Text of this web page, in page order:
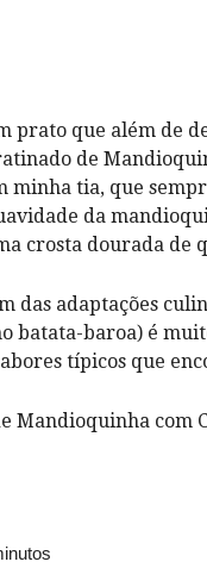
prato que além de
de
minha tia, que
da
crosta dourada de
das adaptações
batata-baroa) é
típicos que
Mandioquinha com